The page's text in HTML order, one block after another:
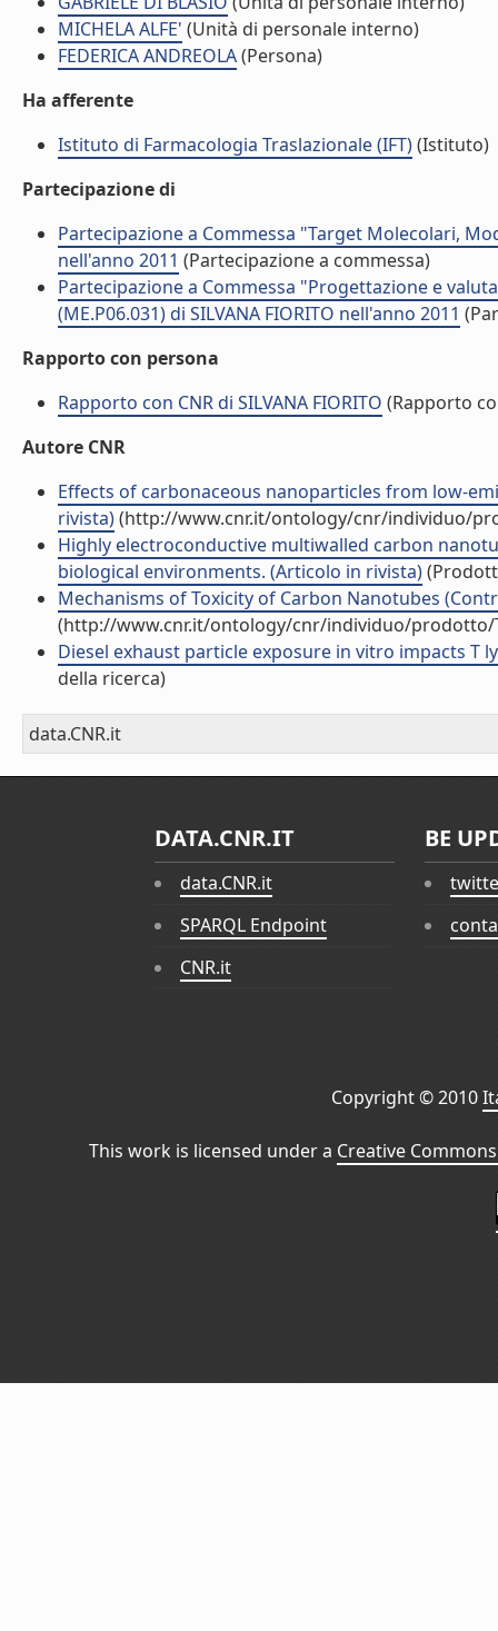
MICHELA ALFE' (Unità di personale interno)
FEDERICA ANDREOLA(Persona)
Ha afferente
Istituto di Farmacologia Traslazionale (IFT)(Istituto)
Partecipazione di
Partecipazione a Commessa "Target Molecolari,
nell'anno 2011 (Partecipazione a commessa)
Partecipazione a Commessa "Progettazione e
(ME.P06.031) di SILVANA FIORITO nell'anno 2011
Rapporto con persona
Rapporto con CNR di SILVANA FIORITO (Rapporto
Autore CNR
Effects of carbonaceous nanoparticles from low-
rivista)(http://www.cnr.it/ontology/cnr/individuo/
Highly electroconductive multiwalled carbon
biological environments. (Articolo in rivista)
Mechanisms of Toxicity of Carbon Nanotubes
(http://www.cnr.it/ontology/cnr/individuo/prodotto/
Diesel exhaust particle exposure in vitro impacts
della ricerca)
data.CNR.it
DATA.CNR.IT
data.CNR.it
SPARQL Endpoint
CNR.it
BE
Copyright © 2010
This work is licensed under a Creative